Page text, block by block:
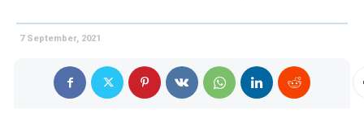
7 September, 2021